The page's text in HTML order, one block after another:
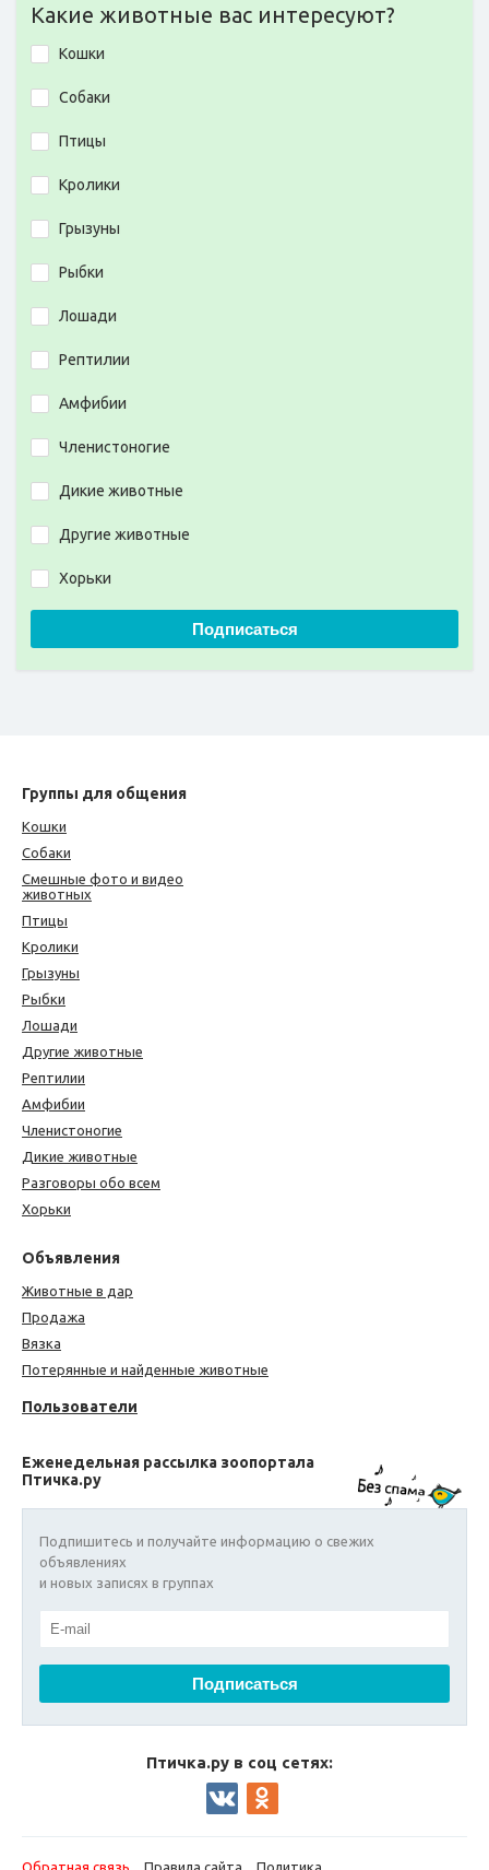
Какие животные вас интересуют?
Кошки
Собаки
Птицы
Кролики
Грызуны
Рыбки
Лошади
Рептилии
Амфибии
Членистоногие
Дикие животные
Другие животные
Хорьки
Подписаться
Группы для общения
Кошки
Собаки
Смешные фото и видео
животных
Птицы
Кролики
Грызуны
Рыбки
Лошади
Другие животные
Рептилии
Амфибии
Членистоногие
Дикие животные
Разговоры обо всем
Хорьки
Объявления
Животные в дар
Продажа
Вязка
Потерянные и найденные животные
Пользователи
Еженедельная рассылка зоопортала
Птичка.ру
Подпишитесь и получайте информацию о свежих
объявлениях
и новых записях в группах
Птичка.ру в соц сетях:
Обратная связь Правила сайта Политика